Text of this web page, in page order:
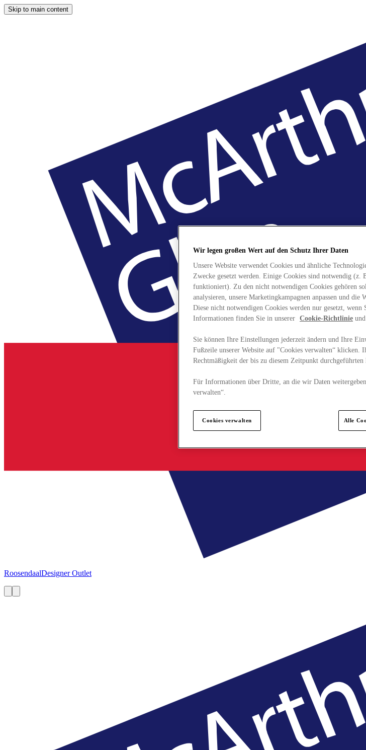
Skip to main content
RoosendaalDesigner Outlet
Wir legen großen Wert auf den Schutz Ihrer Daten
Unsere Website verwendet Cookies und ähnliche
Zwecke gesetzt werden. Einige Cookies sind notwendig (z.
funktioniert). Zu den nicht notwendigen Cookies gehören
analysieren, unsere Marketingkampagnen anpassen und die
Diese nicht notwendigen Cookies werden nur gesetzt, wenn
Informationen finden Sie in unserer Cookie-Richtlinie
Sie können Ihre Einstellungen jederzeit ändern und Ihre
Fußzeile unserer Website auf "Cookies verwalten“
Rechtmäßigkeit der bis zu diesem Zeitpunkt durchgeführten
Für Informationen über Dritte, an die wir Daten
verwalten“.
Cookies verwalten Alle